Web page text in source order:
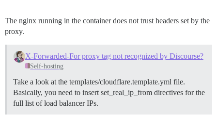
The nginx running in the container does not trust headers set by the
proxy.
X-Forwarded-For proxy tag not recognized by Discourse?
Self-hosting
Take a look at the templates/cloudflare.template.yml file.
Basically, you need to insert set_real_ip_from directives for the
full list of load balancer IPs.